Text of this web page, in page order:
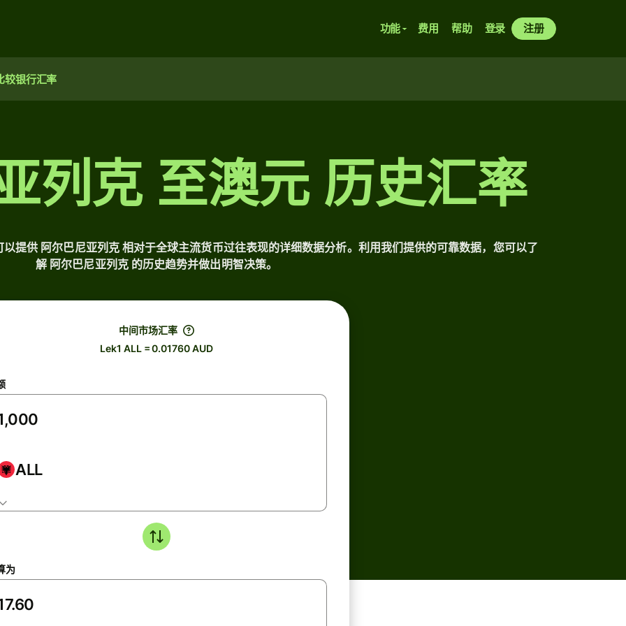
功能 费用 帮助 登录 注册
较银行汇率
列克 至澳元 历史汇率
提供 阿尔巴尼亚列克 相对于全球主流货币过往表现的详细数据分析。利用我们提供的可靠数据，您可以了
解 阿尔巴尼亚列克 的历史趋势并做出明智决策。
中间市场汇率
Lek1 ALL = 0.01760 AUD
ALL
为